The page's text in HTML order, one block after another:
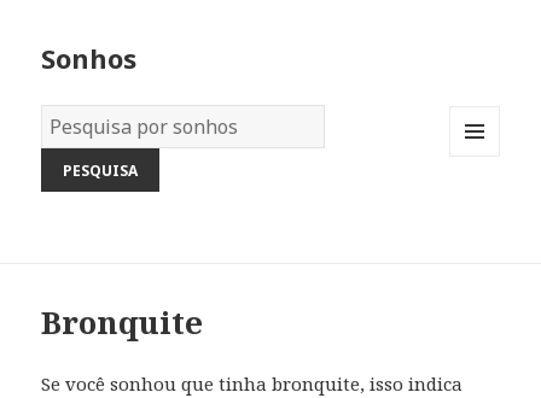
Sonhos
Dicionário
dos
Sonhos:
Bronquite
Se você sonhou que tinha bronquite, isso indica